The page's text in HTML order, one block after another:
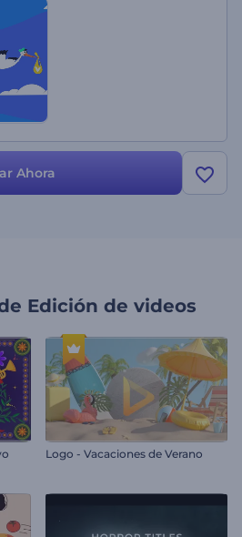
fiestas de revelación de género, y
Ahora
Edición de videos
Logo - Vacaciones de Verano